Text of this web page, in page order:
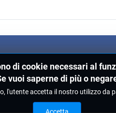
di cookie necessari al
saperne di più o
l'utente accetta il nostro utilizzo da